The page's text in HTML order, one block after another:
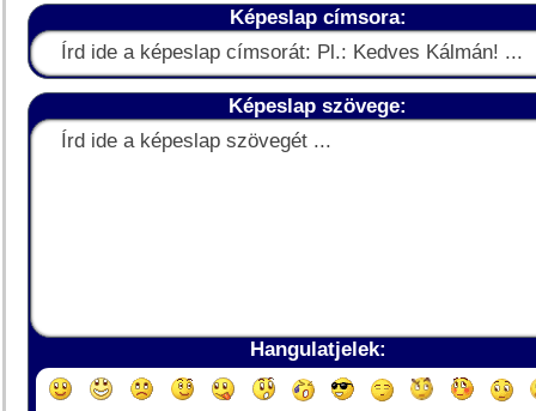
Képeslap címsora:
Képeslap szövege:
Hangulatjelek: